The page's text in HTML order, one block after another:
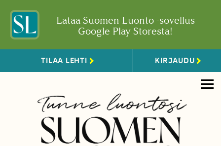
Lataa Suomen Luonto -sovellus
Google Play Storesta!
TILAA LEHTI KIRJAUDU